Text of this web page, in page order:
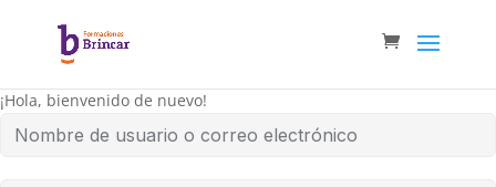
¡Hola, bienvenido de nuevo!